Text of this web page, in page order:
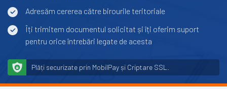
Adresăm cererea către birourile teritoriale
Îți trimitem documentul solicitat și îți oferim suport
pentru orice întrebări legate de acesta
Plăți securizate prin MobilPay și Criptare SSL.